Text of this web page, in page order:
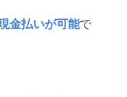
金払いが可能で